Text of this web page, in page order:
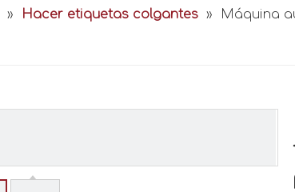
» Hacer etiquetas colgantes »
Máquina